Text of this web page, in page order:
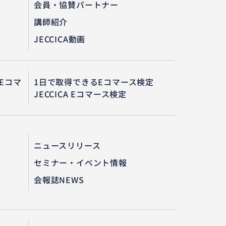
会員・協賛パートナー
講師紹介
JECCICA動画
コマ
1日で取得できるEコマース検定
JECCICA Eコマース検定
ニュースリリース
セミナー・イベント情報
会報誌NEWS